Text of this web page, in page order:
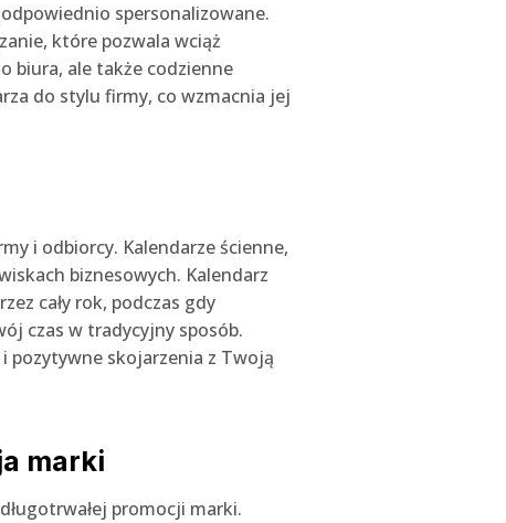
spersonalizowane.
które pozwala wciąż
biura, ale także codzienne
do stylu firmy, co wzmacnia jej
i odbiorcy. Kalendarze ścienne,
biznesowych. Kalendarz
cały rok, podczas gdy
czas w tradycyjny sposób.
pozytywne skojarzenia z Twoją
marki
promocji marki.